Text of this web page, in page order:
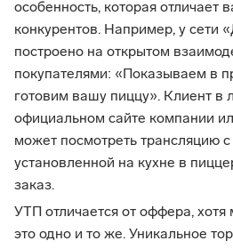
особенность, которая отличает
конкурентов. Например, у сети
построено на открытом
покупателями: «Показываем в
готовим вашу пиццу». Клиент в
официальном сайте компании
может посмотреть трансляцию
установленной на кухне в
заказ.
УТП отличается от оффера, хотя
это одно и то же. Уникальное